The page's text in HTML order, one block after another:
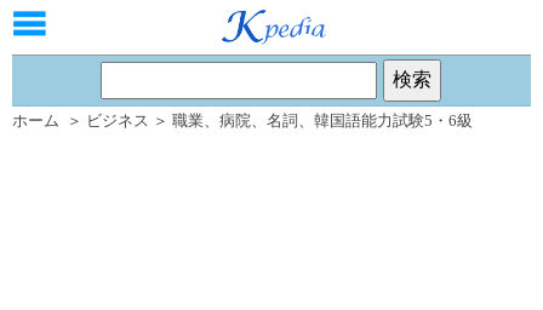
ホーム ＞ ビジネス ＞ 職業、 病院、 名詞 、 韓国語能力試験5・6級